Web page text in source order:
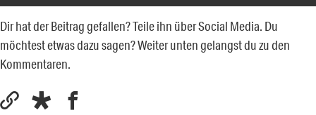
Dir hat der Beitrag gefallen? Teile ihn über Social Media. Du
möchtest etwas dazu sagen? Weiter unten gelangst du zu den
Kommentaren.